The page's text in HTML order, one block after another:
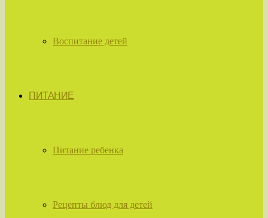
Воспитание детей
ПИТАНИЕ
Питание ребенка
Рецепты блюд для детей